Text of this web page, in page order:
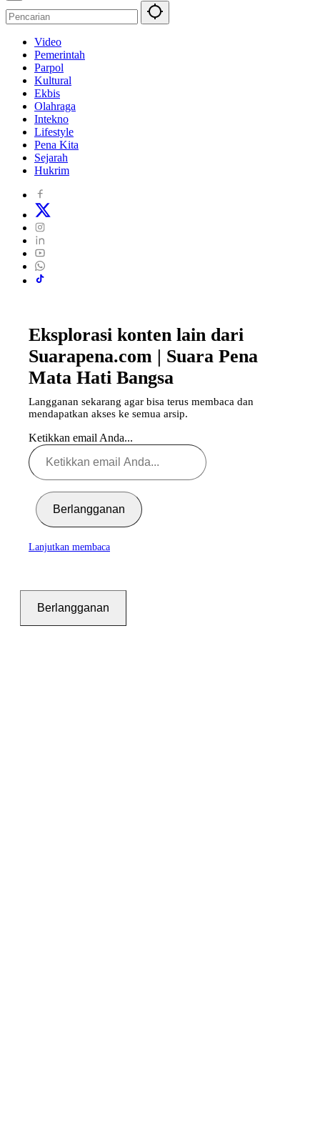
Video
Pemerintah
Parpol
Kultural
Ekbis
Olahraga
Intekno
Lifestyle
Pena Kita
Sejarah
Hukrim
Eksplorasi konten lain dari
Suarapena.com | Suara Pena
Mata Hati Bangsa
Langganan sekarang agar bisa terus membaca dan
mendapatkan akses ke semua arsip.
Ketikkan email Anda...
Berlangganan
Lanjutkan membaca
Berlangganan